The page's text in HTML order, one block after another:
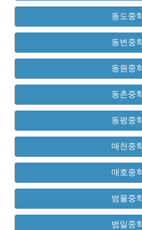
동도중
동변중
동원중
동촌중
동평중
매천중
매호중
범물중
범일중